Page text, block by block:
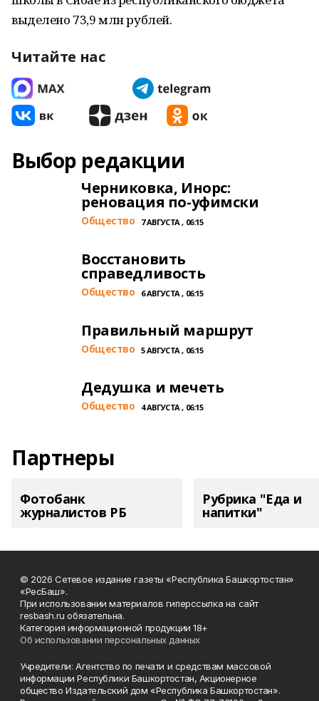
выделено 73,9 млн рублей.
Читайте нас
Выбор редакции
Черниковка, Инорс:
реновация по-уфимски
Общество 7 АВГУСТА , 06:15
Восстановить
справедливость
Общество 6 АВГУСТА , 06:15
Правильный маршрут
Общество 5 АВГУСТА , 06:15
Дедушка и мечеть
Общество 4 АВГУСТА , 06:15
Партнеры
Фотобанк
журналистов РБ
Рубрика "Еда и
напитки"
© 2026 Сетевое издание газеты «Республика Башкортостан»
«РесБаш».
При использовании материалов гиперссылка на сайт
resbash.ru обязательна.
Категория информационной продукции 18+
Об использовании персональных данных
Учредители: Агентство по печати и средствам массовой
информации Республики Башкортостан, Акционерное
общество Издательский дом «Республика Башкортостан».